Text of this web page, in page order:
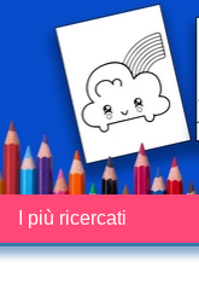
I più ricercati